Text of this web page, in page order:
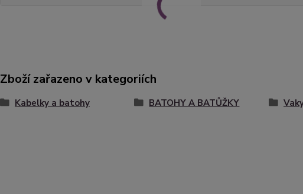
Zboží zařazeno v kategoriích
Kabelky a batohy BATOHY A BATŮŽKY